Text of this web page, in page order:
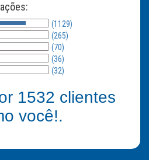
(1129)
(265)
(70)
(36)
(32)
1532 clientes
você!.